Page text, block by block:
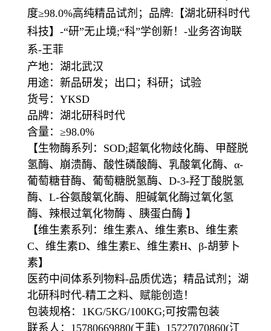
度≥98.0%高纯精品试剂；品牌:【湖北研科时代
科技】-“研”无止境;“科”学创新！-业务咨询联
系-王菲
产地：湖北武汉
用途：新品研发；出口；科研；试验
货号：YKSD
品牌：湖北研科时代
含量：≥98.0%
【生物酶系列：SOD;超氧化物歧化酶、甲醛脱
氢酶、崩溃酶、酸性磷酸酶、乳酸氧化酶、α-
葡萄糖苷酶、葡萄糖脱氢酶、D-3-羟丁酸脱氢
酶、L-谷氨酸氧化酶、胆碱氧化酶过氧化氢
酶、辣根过氧化物酶 、胰蛋白酶 】
【维生素系列：维生素A、维生素B、维生素
C、维生素D、维生素E、维生素H、β-胡萝卜
素】
医药中间体系列物料-品质优选；精品试剂；湖
北研科时代-精工之料、赋能创造！
包装规格：1KG/5KG/100KG;可按需包装
联系人：15780669880(王菲) 15727070860(江